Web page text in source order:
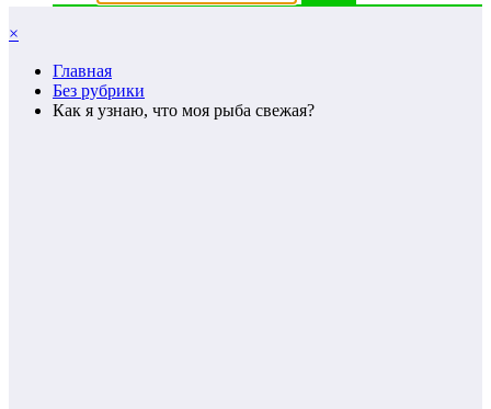
×
Главная
Без рубрики
Как я узнаю, что моя рыба свежая?